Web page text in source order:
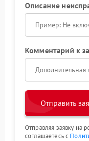
Описание
Комментарий к
Отправить
Отправляя заявку на
соглашаетесь с